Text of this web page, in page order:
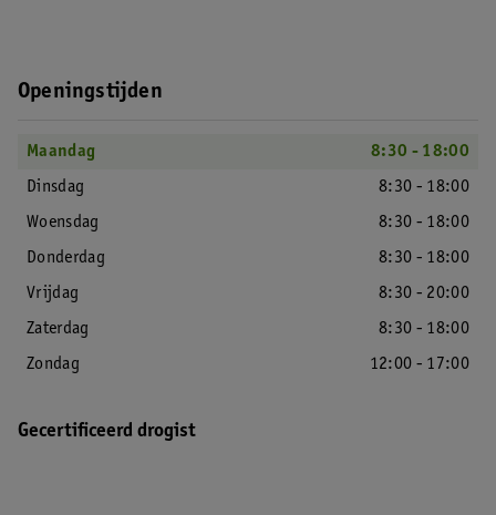
Openingstijden
Maandag
8:30 - 18:00
Dinsdag
8:30 - 18:00
Woensdag
8:30 - 18:00
Donderdag
8:30 - 18:00
Vrijdag
8:30 - 20:00
Zaterdag
8:30 - 18:00
Zondag
12:00 - 17:00
Gecertificeerd drogist